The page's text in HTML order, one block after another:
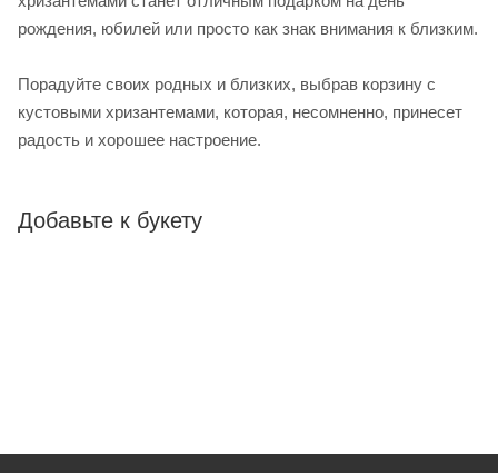
рождения, юбилей или просто как знак внимания к близким.
Порадуйте своих родных и близких, выбрав корзину с
кустовыми хризантемами, которая, несомненно, принесет
радость и хорошее настроение.
Добавьте к букету